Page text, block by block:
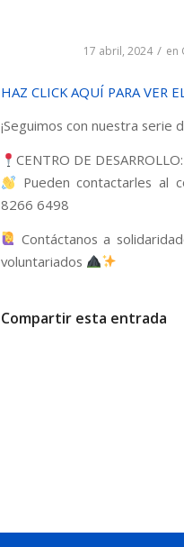
17 abril, 2024 / en
HAZ CLICK AQUÍ PARA VER
¡Seguimos con nuestra
CENTRO DE
Pueden contactarles al
8266 6498
Contáctanos a
voluntariados
Compartir esta entrada